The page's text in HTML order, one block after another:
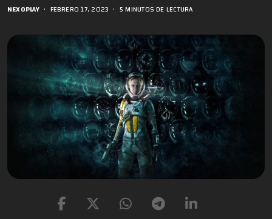
NEXOPLAY • FEBRERO 17, 2023 • 5 MINUTOS DE LECTURA